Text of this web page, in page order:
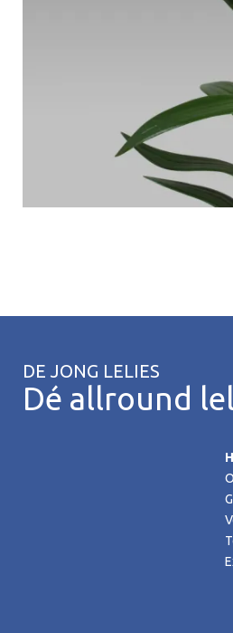
DE JONG LELIES
Dé allround